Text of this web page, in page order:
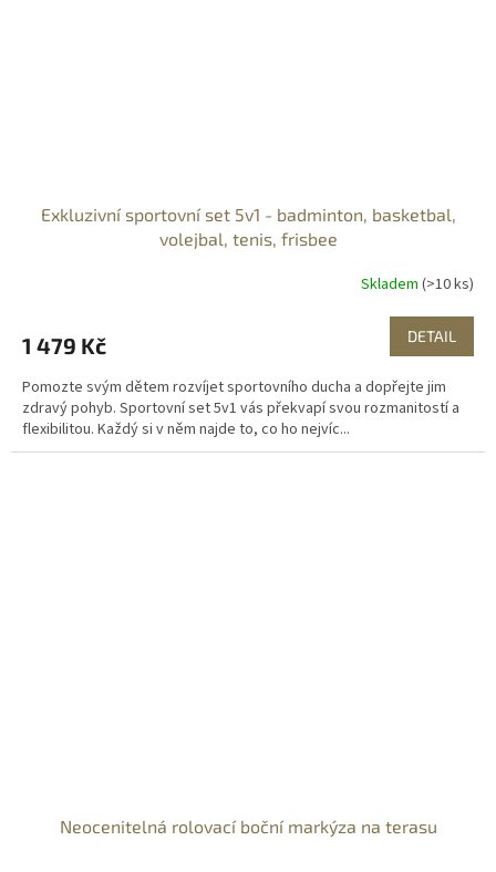
Exkluzivní sportovní set 5v1 - badminton, basketbal,
volejbal, tenis, frisbee
Skladem (>10 ks)
1 479 Kč DETAIL
Pomozte svým dětem rozvíjet sportovního ducha a dopřejte jim
zdravý pohyb. Sportovní set 5v1 vás překvapí svou rozmanitostí a
flexibilitou. Každý si v něm najde to, co ho nejvíc...
Neocenitelná rolovací boční markýza na terasu